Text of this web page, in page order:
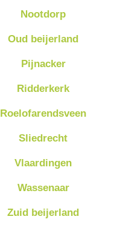
Nootdorp
Oud beijerland
Pijnacker
Ridderkerk
Roelofarendsveen
Sliedrecht
Vlaardingen
Wassenaar
Zuid beijerland